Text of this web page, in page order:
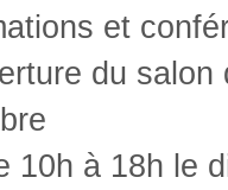
et
du salon
10h à 18h le